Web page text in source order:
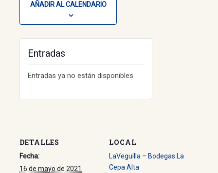
AÑADIR AL CALENDARIO
DETALLES
Fecha:
16 de mayo de 2021
LOCAL
LaVeguilla – Bodegas La
Cepa Alta
Entradas
Entradas ya no están disponibles